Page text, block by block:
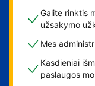
Galite rinktis
užsakymo
Mes
Kasdieniai
paslaugos